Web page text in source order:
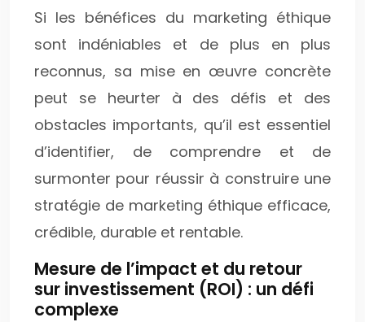
Si les bénéfices du marketing éthique
sont indéniables et de plus en plus
reconnus, sa mise en œuvre concrète
peut se heurter à des défis et des
obstacles importants, qu’il est essentiel
d’identifier, de comprendre et de
surmonter pour réussir à construire une
stratégie de marketing éthique efficace,
crédible, durable et rentable.
Mesure de l’impact et du retour
sur investissement (ROI) : un défi
complexe